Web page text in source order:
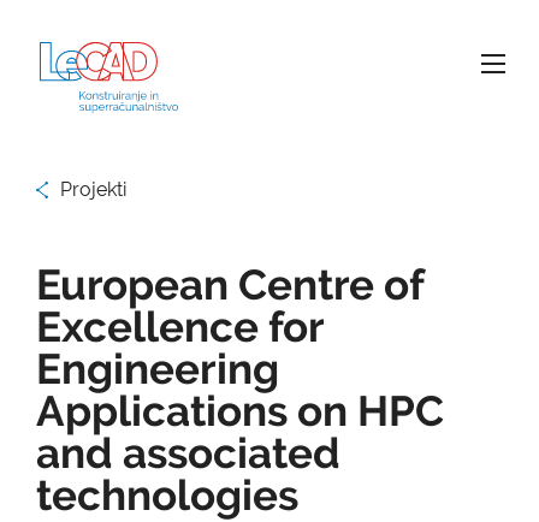
Projekti
European Centre of
Excellence for
Engineering
Applications on HPC
and associated
technologies